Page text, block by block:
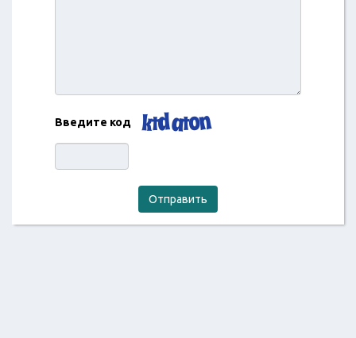
Введите код
Отправить